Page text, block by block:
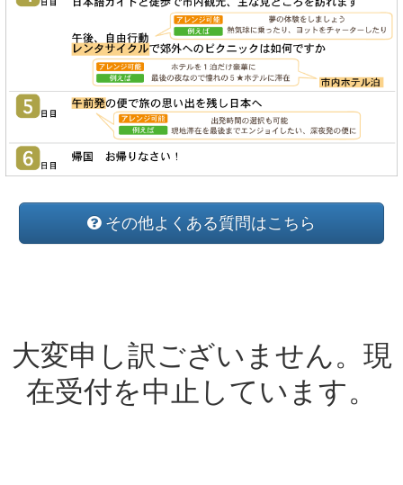
その他よくある質問はこちら
大変申し訳ございません。現
在受付を中止しています。